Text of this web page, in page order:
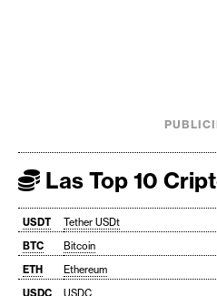
Las Top 10
USDT Tether USDt
BTC
Bitcoin
ETH
Ethereum
USDC
USDC